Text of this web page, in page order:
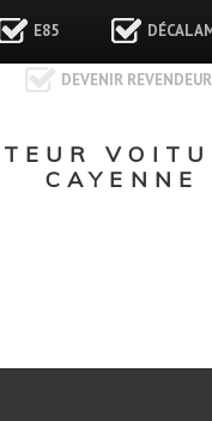
E85
DEVENIR REVENDEUR
CAYENNE